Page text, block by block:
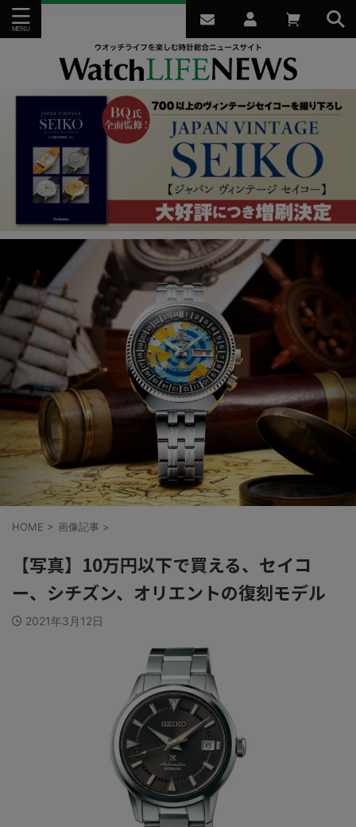
HOME > 画像記事 >
【写真】10万円以下で買える、セイコ
ー、シチズン、オリエントの復刻モデル
2021年3月12日